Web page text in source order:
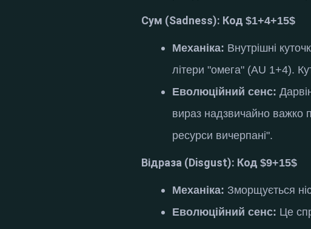
Сум (Sadness): Код$1+4+15$
Механіка: Внутрішні
літери "омега" (AU 1+4).
Еволюційний сенс:
вираз надзвичайно важко
ресурси вичерпані".
Відраза (Disgust): Код$9+15$
Механіка: Зморщується
Еволюційний сенс: Це